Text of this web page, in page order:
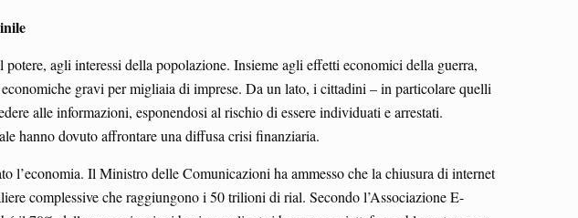
agli interessi della popolazione. Insieme agli effetti economici della guerra,
gravi per migliaia di imprese. Da un lato, i cittadini – in particolare quelli
alle informazioni, esponendosi al rischio di essere individuati e arrestati.
hanno dovuto affrontare una diffusa crisi finanziaria.
l’economia. Il Ministro delle Comunicazioni ha ammesso che la chiusura di internet
complessive che raggiungono i 50 trilioni di rial. Secondo l’Associazione E-